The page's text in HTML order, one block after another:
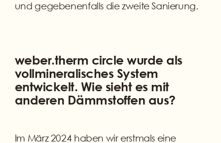
und gegebenenfalls die zweite Sanierung.
weber.therm circle wurde als
vollmineralisches System
entwickelt. Wie sieht es mit
anderen Dämmstoffen aus?
Im März 2024 haben wir erstmals eine